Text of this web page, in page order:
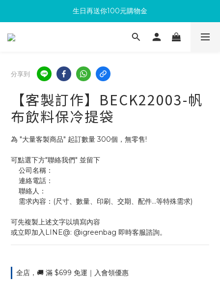
滿300回饋10%購物金
生日再送你100元購物金
加入成為新會員 馬上領取50元購物金
分享到
【客製訂作】BECK22003-帆
布飲料保冷提袋
為 "大量客製商品" 起訂數量 300個，無零售!
可點選下方"聯絡我們" 並留下
    公司名稱：
    連絡電話：
    聯絡人：
    需求內容：(尺寸、數量、印刷、交期、配件...等特殊需求)
可先複製上述文字以填寫內容
或立即加入LINE@: @igreenbag 即時客服諮詢。
全店，🚚 滿 $699 免運｜入會領優惠